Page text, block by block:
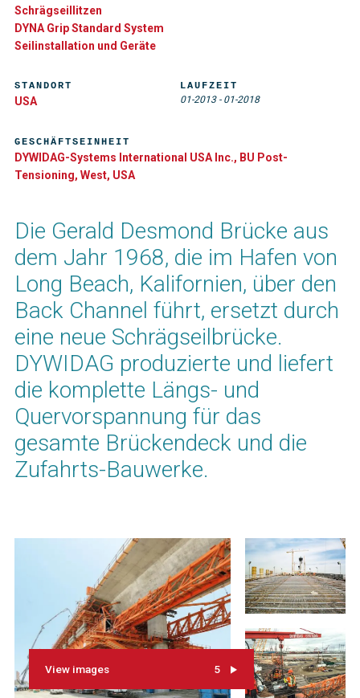
Die Gerald Desmond Brücke aus
dem Jahr 1968, die im Hafen von
Long Beach, Kalifornien, über den
Back Channel führt, ersetzt durch
eine neue Schrägseilbrücke.
DYWIDAG produzierte und liefert
die komplette Längs- und
Quervorspannung für das
gesamte Brückendeck und die
Zufahrts-Bauwerke.
View images 5
Schrägseillitzen
DYNA Grip Standard System
Seilinstallation und Geräte
GESCHÄFTSEINHEIT
DYWIDAG-Systems International USA Inc., BU Post-
Tensioning, West, USA
STANDORT
USA
LAUFZEIT
01-2013- 01-2018